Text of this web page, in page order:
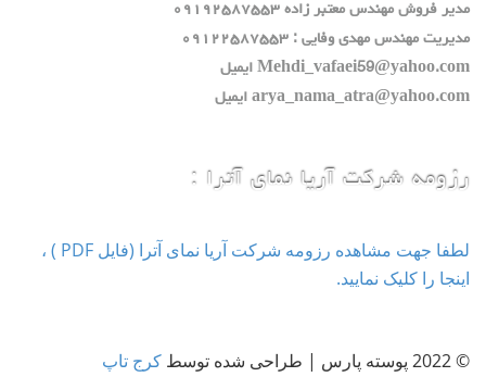
مدير فروش مهندس معتبر زاده ٠٩١٩٢٥٨٧٥٥٣
مديريت مهندس مهدي وفايي : ٠٩١٢٢٥٨٧٥٥٣
Mehdi_vafaei59@yahoo.com ايميل
arya_nama_atra@yahoo.com ايميل
رزومه شرکت آریا نمای آترا :
لطفا جهت مشاهده رزومه شرکت آریا نمای آترا (فایل PDF ) ،
اینجا را کلیک نمایید.
© 2022 پوسته پارس | طراحی شده توسط کرج تاپ